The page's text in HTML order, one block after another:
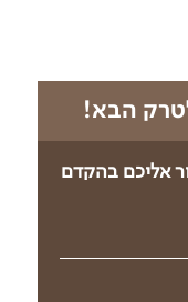
הבא!
אליכם בהקדם